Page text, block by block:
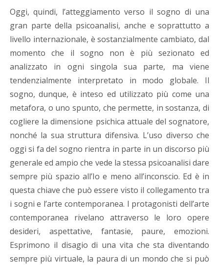
Oggi, quindi, l’atteggiamento verso il sogno di una
gran parte della psicoanalisi, anche e soprattutto a
livello internazionale, è sostanzialmente cambiato, dal
momento che il sogno non è più sezionato ed
analizzato in ogni singola sua parte, ma viene
tendenzialmente interpretato in modo globale. Il
sogno, dunque, è inteso ed utilizzato più come una
metafora, o uno spunto, che permette, in sostanza, di
cogliere la dimensione psichica attuale del sognatore,
nonché la sua struttura difensiva. L’uso diverso che
oggi si fa del sogno rientra in parte in un discorso più
generale ed ampio che vede la stessa psicoanalisi dare
sempre più spazio all’Io e meno all’inconscio. Ed è in
questa chiave che può essere visto il collegamento tra
i sogni e l’arte contemporanea. I protagonisti dell’arte
contemporanea rivelano attraverso le loro opere
desideri, aspettative, fantasie, paure, emozioni.
Esprimono il disagio di una vita che sta diventando
sempre più virtuale, la paura di un mondo che si può